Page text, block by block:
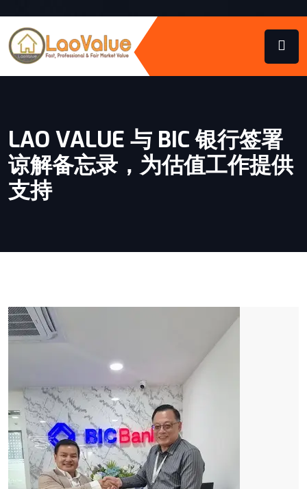
LAO VALUE 与 BIC 银行签署
谅解备忘录，为估值工作提供
支持